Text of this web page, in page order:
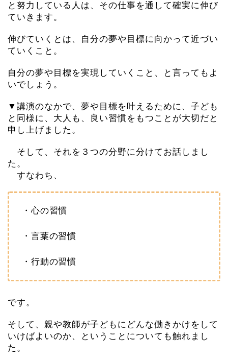
と努力している人は、その仕事を通して確実に伸び
ていきます。
伸びていくとは、自分の夢や目標に向かって近づい
ていくこと。
自分の夢や目標を実現していくこと、と言ってもよ
いでしょう。
▼講演のなかで、夢や目標を叶えるために、子ども
と同様に、大人も、良い習慣をもつことが大切だと
申し上げました。
そして、それを３つの分野に分けてお話しまし
た。
すなわち、
・心の習慣
・言葉の習慣
・行動の習慣
です。
そして、親や教師が子どもにどんな働きかけをして
いけばよいのか、ということについても触れまし
た。